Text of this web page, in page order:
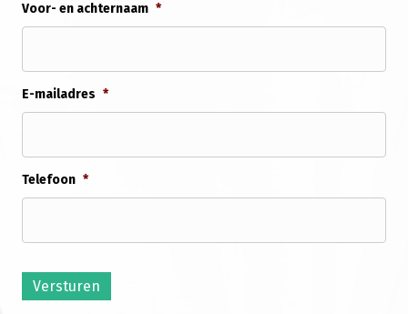
Voor- en achternaam *
E-mailadres *
Telefoon *
Versturen